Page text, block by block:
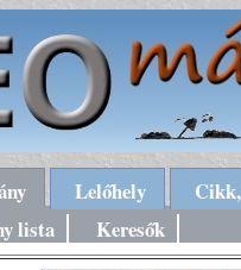
Lelőhely
lista Keresők